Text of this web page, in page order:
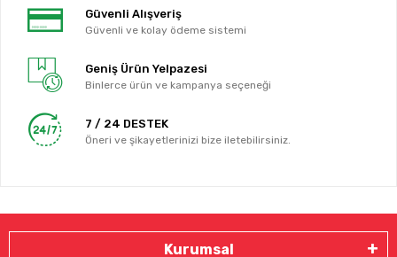
Güvenli Alışveriş
Güvenli ve kolay ödeme sistemi
Geniş Ürün Yelpazesi
Binlerce ürün ve kampanya seçeneği
7 / 24 DESTEK
Öneri ve şikayetlerinizi bize iletebilirsiniz.
Kurumsal